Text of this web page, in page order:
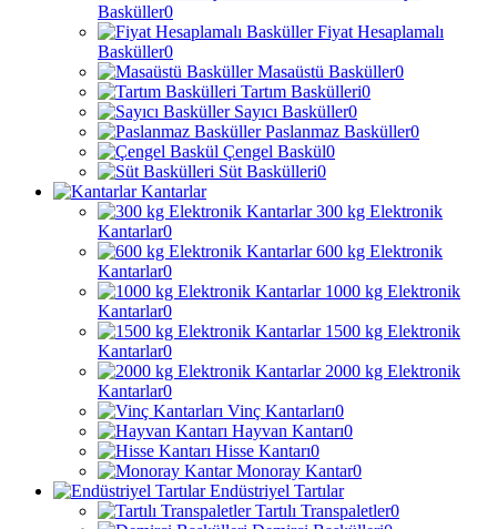
Basküller0
Fiyat Hesaplamalı
Basküller0
Masaüstü Basküller0
Tartım Baskülleri0
Sayıcı Basküller0
Paslanmaz Basküller0
Çengel Baskül0
Süt Baskülleri0
Kantarlar
300 kg Elektronik
Kantarlar0
600 kg Elektronik
Kantarlar0
1000 kg Elektronik
Kantarlar0
1500 kg Elektronik
Kantarlar0
2000 kg Elektronik
Kantarlar0
Vinç Kantarları0
Hayvan Kantarı0
Hisse Kantarı0
Monoray Kantar0
Endüstriyel Tartılar
Tartılı Transpaletler0